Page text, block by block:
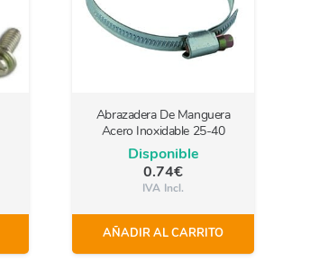
Abrazadera De Manguera
Acero Inoxidable 25-40
Disponible
0.74€
IVA Incl.
AÑADIR AL CARRITO